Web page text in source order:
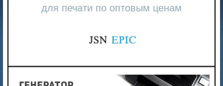
для печати по оптовым ценам